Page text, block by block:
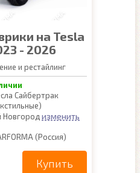
на Tesla
- 2026
и рестайлинг
Сайбертрак
Новгород изменить
(Россия)
Купить